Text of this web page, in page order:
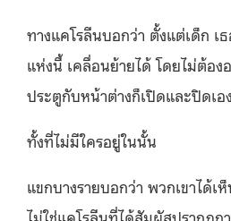
ทางแคโรลีนบอกว่า ตั้งแต่เด็ก เ
แห่งนี้ เคลื่อนย้ายได้ โดยไม่ต้อง
ประตูกับหน้าต่างก็เปิดและปิดเอง
ทั้งที่ไม่มีใครอยู่ในนั้น
แขกบางรายบอกว่า พวกเขาได้เ
ไม่ใช่แคโรลีนที่ได้สัมผัสปรากฏ